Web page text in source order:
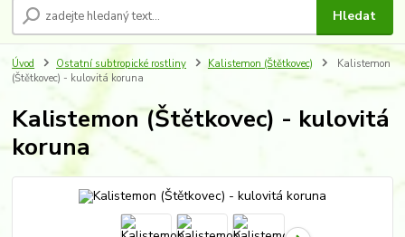
Hledat
Úvod Ostatní subtropické rostliny Kalistemon (Štětkovec)
Kalistemon
(Štětkovec) - kulovitá koruna
Kalistemon (Štětkovec) - kulovitá
koruna